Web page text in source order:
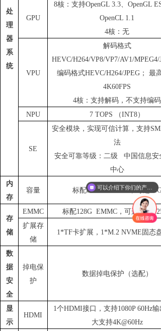
处
理
器
系
统
GPU
8核：支持OpenGL 3.3、OpenGL ES
OpenCL 1.1
4核：无
VPU
解码格式
HEVC/H264/VP8/VP7/AV1/MPEG4/
编码格式HEVC/H264/JPEG； 最
4K60FPS
4核：支持解码，不支持编码
NPU
7 TOPS （INT8）
SE
安全模块，实现可信计算，支持
法
安全可靠等级：二级
中国信息安
中心
内
存
容量 标配8G LPDDR4X，可选16G
存
储
EMMC 标配128G EMMC，可选64G /
扩展存
储
1*TF卡扩展 ， 1*M.2 NVME固态
数
据
安
全
掉电保
护
数据掉电保护（选配）
显
示
HDMI
1个HDMI接口 ，支持1080P 60Hz输
大支持4K@60Hz
可以介绍下你们的产品么